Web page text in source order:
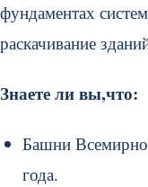
фундаментах
раскачивание
Знаете ли вы,что:
Башни
года.